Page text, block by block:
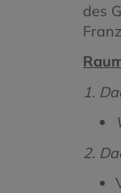
des
1.
2.